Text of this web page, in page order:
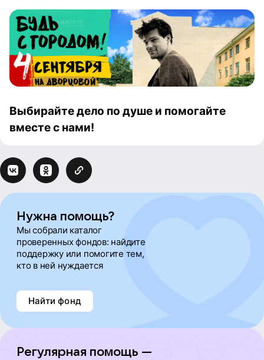
Выбирайте дело по душе и помогайте
вместе с нами!
Нужна помощь?
Мы собрали каталог
проверенных фондов: найдите
поддержку или помогите тем,
кто в ней нуждается
Найти фонд
Регулярная помощь —